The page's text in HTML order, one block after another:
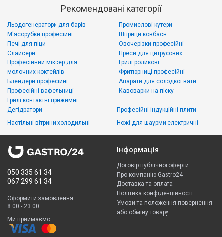
Рекомендовані категорії
Льодогенератори для барів
М'ясорубки професійні
Печі для піци
Слайсери
Промислові кутери
Шприци ковбасні
Овочерізки професійні
Преси для цитрусових
Професійний міксер для
молочних коктейлів
Блендери професійні
Професійні вафельниці
Грилі контактні прижимні
Грилі роликові
Фритюрниці професійні
Апарати для солодкої вати
Кавоварки на піску
Дегідратори
Настільні вітрини холодильні
Професійні індукційні плити
Ножі для шаурми електричні
050 335 61 34
067 299 61 34
Оформити замовлення
8:00 - 23:00
Ми приймаємо:
Інформація
Договір публічної оферти
Про компанію Gastro24
Доставка та оплата
Політика конфіденційності
Умови та положення повернення
або обміну товару